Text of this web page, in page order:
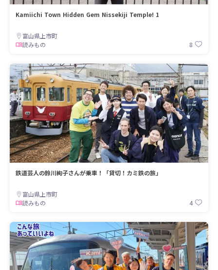
Kamiichi Town Hidden Gem Nissekiji Temple! 1
富山県上市町
読みもの
8
鉄道芸人の鈴川絢子さんが乗車！「貸切！カミ鉄の旅」
富山県上市町
読みもの
4